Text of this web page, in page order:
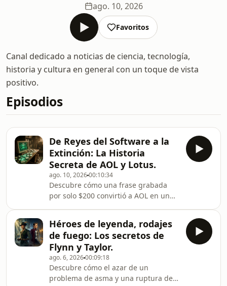
ago. 10, 2026
Favoritos
Canal dedicado a noticias de ciencia, tecnología,
historia y cultura en general con un toque de vista
positivo.
Episodios
De Reyes del Software a la
Extinción: La Historia
Secreta de AOL y Lotus.
ago. 10, 202600:10:34
Descubre cómo una frase grabada
por solo $200 convirtió a AOL en un
de la historia corporativa
estadounidense.Explora cómo Lotus
1-2-3 impulsó las ventas del IBM PC y
dominó el mercado del software, para
terminar desapareciendo tras perder
la batalla del entorno gráfico frente a
Héroes de leyenda, rodajes
de fuego: Los secretos de
Flynn y Taylor.
ago. 6, 202600:09:18
Descubre cómo el azar de un
problema de asma y una ruptura de